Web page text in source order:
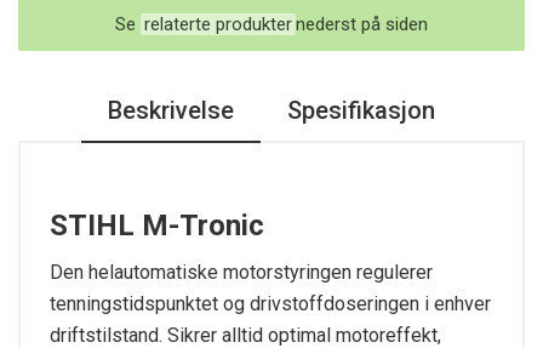
Se relaterte produkternederst på siden
Beskrivelse Spesifikasjon
STIHL M-Tronic
Den helautomatiske motorstyringen regulerer
tenningstidspunktet og drivstoffdoseringen i enhver
driftstilstand. Sikrer alltid optimal motoreffekt,